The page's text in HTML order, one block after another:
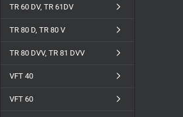
TR 60 DV, TR 61DV
TR 80 D, TR 80 V
TR 80 DVV, TR 81 DVV
VFT 40
VFT 60